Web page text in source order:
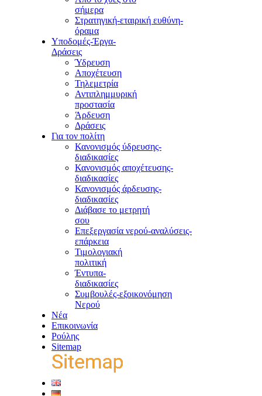
σήμερα
Στρατηγική-εταιρική ευθύνη-
όραμα
Υποδομές-Έργα-
Δράσεις
Ύδρευση
Αποχέτευση
Τηλεμετρία
Αντιπλημμυρική
προστασία
Άρδευση
Δράσεις
Για τον πολίτη
Κανονισμός ύδρευσης-
διαδικασίες
Κανονισμός αποχέτευσης-
διαδικασίες
Κανονισμός άρδευσης-
διαδικασίες
Διάβασε το μετρητή
σου
Επεξεργασία νερού-αναλύσεις-
επάρκεια
Τιμολογιακή
πολιτική
Έντυπα-
διαδικασίες
Συμβουλές-εξοικονόμηση
Νερού
Νέα
Επικοινωνία
Ρούλης
Sitemap